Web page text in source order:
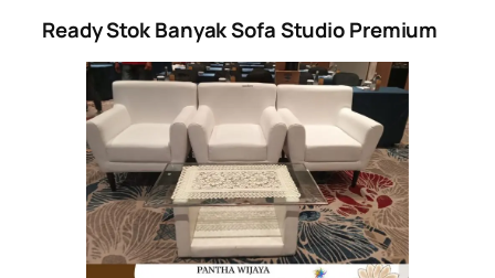
Ready Stok Banyak Sofa Studio Premium